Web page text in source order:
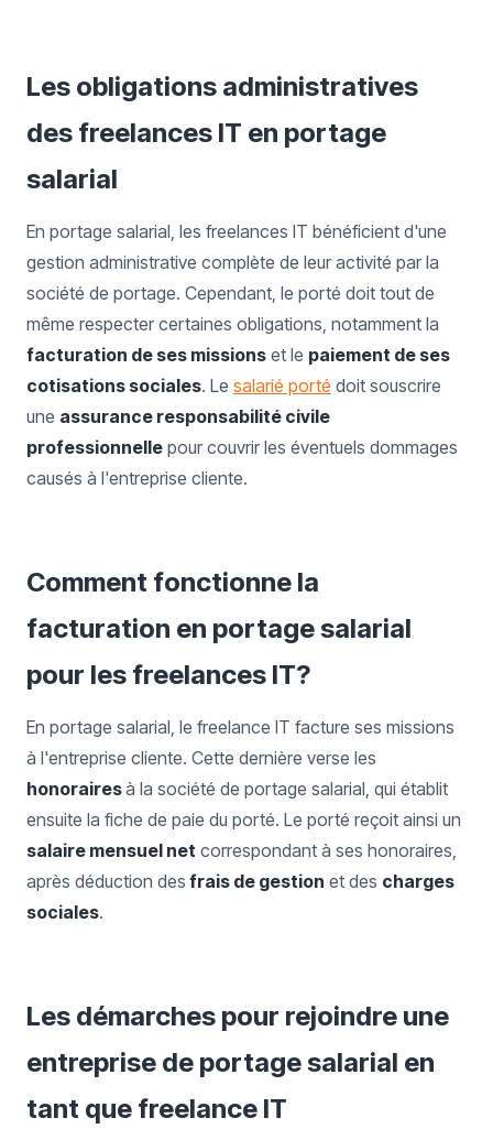
Les obligations administratives
des freelances IT en portage
salarial
En portage salarial, les freelances IT bénéficient d'une
gestion administrative complète de leur activité par la
société de portage. Cependant, le porté doit tout de
même respecter certaines obligations, notamment la
facturation de ses missions et le paiement de ses
cotisations sociales. Le salarié porté doit souscrire
une assurance responsabilité civile
professionnelle pour couvrir les éventuels dommages
causés à l'entreprise cliente.
Comment fonctionne la
facturation en portage salarial
pour les freelances IT?
En portage salarial, le freelance IT facture ses missions
à l'entreprise cliente. Cette dernière verse les
honorairesà la société de portage salarial, qui établit
ensuite la fiche de paie du porté. Le porté reçoit ainsi un
salaire mensuel net correspondant à ses honoraires,
après déduction des frais de gestion et des charges
sociales.
Les démarches pour rejoindre une
entreprise de portage salarial en
tant que freelance IT